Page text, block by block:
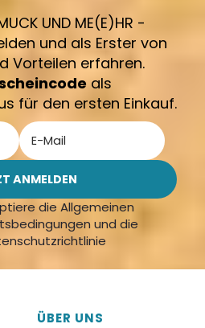
UND ME(E)HR -
und als Erster von
Vorteilen erfahren.
als
für den ersten Einkauf.
die Allgemeinen
und die
ÜBER UNS